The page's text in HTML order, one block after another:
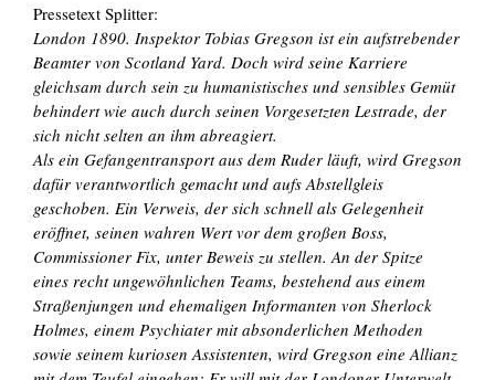
Pressetext Splitter:
London 1890. Inspektor Tobias Gregson ist ein aufstrebender
Beamter von Scotland Yard. Doch wird seine Karriere
gleichsam durch sein zu humanistisches und sensibles Gemüt
behindert wie auch durch seinen Vorgesetzten Lestrade, der
sich nicht selten an ihm abreagiert.
Als ein Gefangentransport aus dem Ruder läuft, wird Gregson
dafür verantwortlich gemacht und aufs Abstellgleis
geschoben. Ein Verweis, der sich schnell als Gelegenheit
eröffnet, seinen wahren Wert vor dem großen Boss,
Commissioner Fix, unter Beweis zu stellen. An der Spitze
eines recht ungewöhnlichen Teams, bestehend aus einem
Straßenjungen und ehemaligen Informanten von Sherlock
Holmes, einem Psychiater mit absonderlichen Methoden
sowie seinem kuriosen Assistenten, wird Gregson eine Allianz